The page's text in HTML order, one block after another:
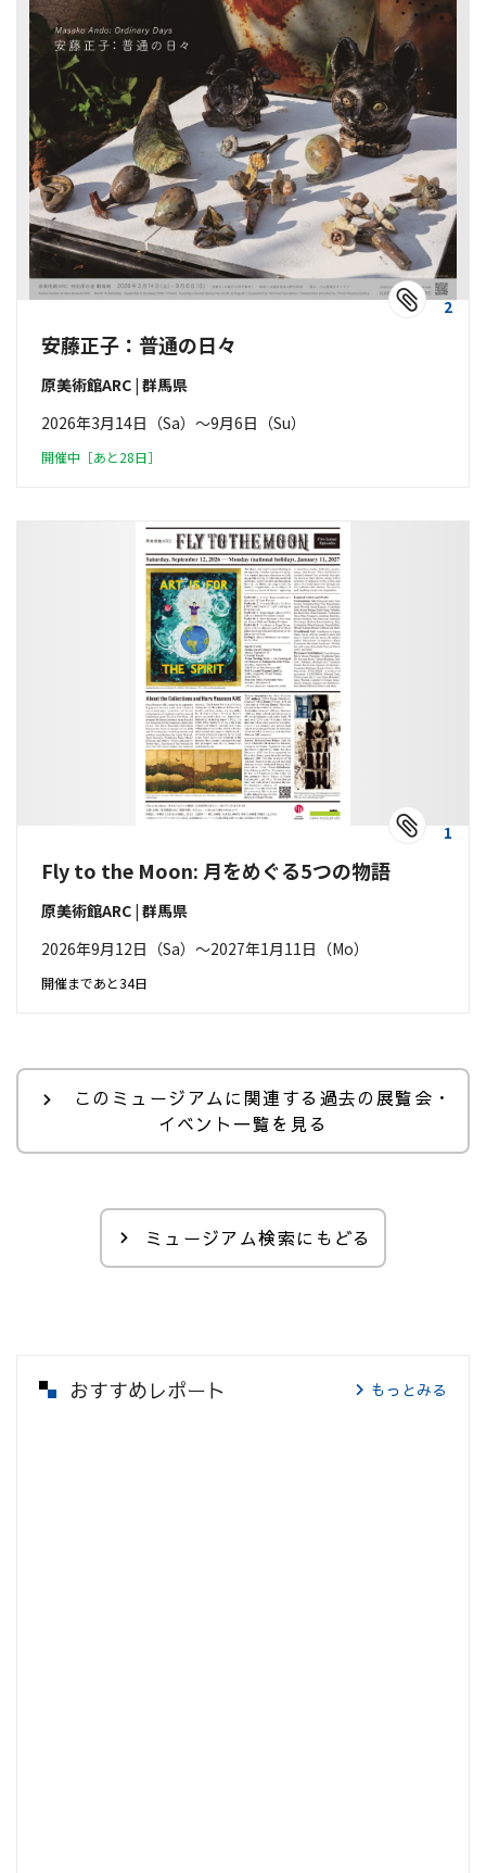
2
安藤正子：普通の日々
原美術館ARC | 群馬県
2026年3月14日（Sa）〜9月6日（Su）
開催中［あと28日］
1
Fly to the Moon: 月をめぐる5つの物語
原美術館ARC | 群馬県
2026年9月12日（Sa）〜2027年1月11日（Mo）
開催まであと34日
このミュージアムに関連する過去の展覧会・
イベント一覧を見る
ミュージアム検索にもどる
おすすめレポート もっとみる